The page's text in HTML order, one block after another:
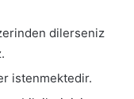
dilerseniz
istenmektedir.